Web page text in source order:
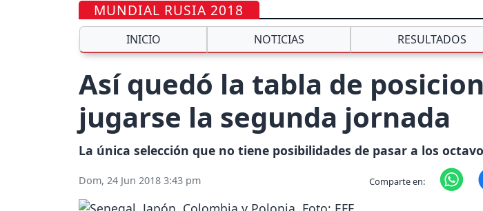
MUNDIAL RUSIA 2018
INICIO NOTICIAS RESULTADOS
Así quedó la tabla de
jugarse la segunda jornada
La única selección que no tiene posibilidades de pasar a los
Dom, 24 Jun 2018 3:43 pm Comparte en: